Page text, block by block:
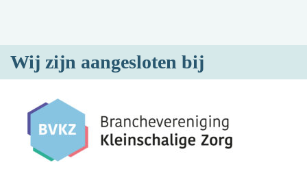
Wij zijn aangesloten bij